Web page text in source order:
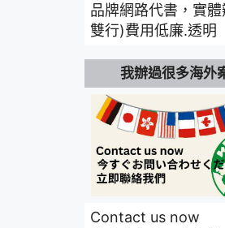
品牌網路代書，實
雙行)費用低廉.透明
我辦過很多海外
Contact us now